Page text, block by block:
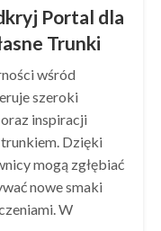
Portal dla
Trunki
wśród
szeroki
inspiracji
Dzięki
mogą zgłębiać
nowe smaki
W